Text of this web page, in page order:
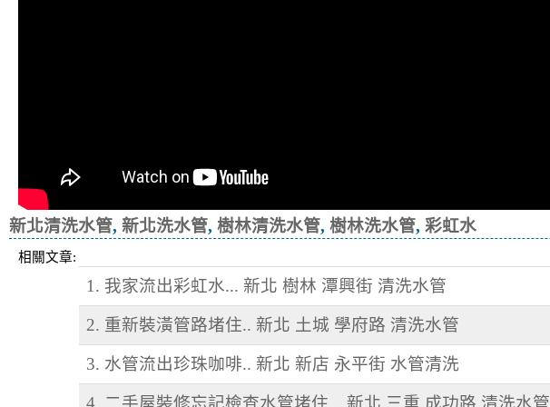
新北清洗水管, 新北洗水管, 樹林清洗水管, 樹林洗水管, 彩虹水
相關文章:
1. 我家流出彩虹水... 新北 樹林 潭興街 清洗水管
2. 重新裝潢管路堵住.. 新北 土城 學府路 清洗水管
3. 水管流出珍珠咖啡.. 新北 新店 永平街 水管清洗
4. 二手屋裝修忘記檢查水管堵住... 新北 三重 成功路 清洗水管